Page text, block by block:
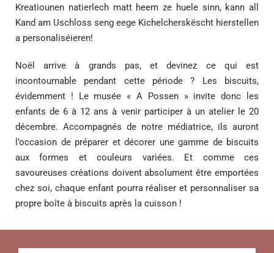
Kreatiounen natierlech matt heem ze huele sinn, kann all
Kand am Uschloss seng eege Kichelcherskëscht hierstellen
a personaliséieren!
Noël arrive à grands pas, et devinez ce qui est
incontournable pendant cette période ? Les biscuits,
évidemment ! Le musée « A Possen » invite donc les
enfants de 6 à 12 ans à venir participer à un atelier le 20
décembre. Accompagnés de notre médiatrice, ils auront
l’occasion de préparer et décorer une gamme de biscuits
aux formes et couleurs variées. Et comme ces
savoureuses créations doivent absolument être emportées
chez soi, chaque enfant pourra réaliser et personnaliser sa
propre boîte à biscuits après la cuisson !